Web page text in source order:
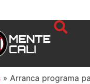
» Arranca programa